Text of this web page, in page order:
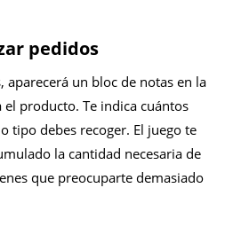
pedidos
aparecerá un bloc de notas en la
producto. Te indica cuántos
tipo debes recoger. El juego te
la cantidad necesaria de
que preocuparte demasiado